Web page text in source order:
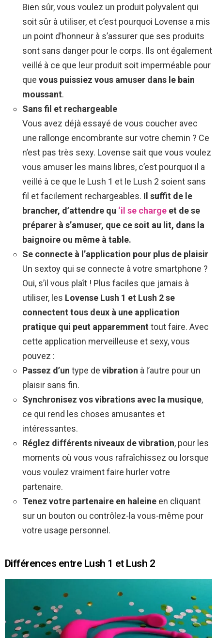
Bien sûr, vous voulez un produit polyvalent qui
soit sûr à utiliser, et c’est pourquoi Lovense a mis
un point d’honneur à s’assurer que ses produits
sont sans danger pour le corps. Ils ont également
veillé à ce que leur produit soit imperméable pour
que vous puissiez vous amuser dans le bain
moussant.
Sans fil et rechargeable
Vous avez déjà essayé de vous coucher avec
une rallonge encombrante sur votre chemin ? Ce
n’est pas très sexy. Lovense sait que vous voulez
vous amuser les mains libres, c’est pourquoi il a
veillé à ce que le Lush 1 et le Lush 2 soient sans
fil et facilement rechargeables. Il suffit de le
brancher, d’attendre qu ‘il se charge et de se
préparer à s’amuser, que ce soit au lit, dans la
baignoire ou même à table.
Se connecte à l’application pour plus de plaisir
Un sextoy qui se connecte à votre smartphone ?
Oui, s’il vous plaît ! Plus faciles que jamais à
utiliser, les Lovense Lush 1 et Lush 2 se
connectent tous deux à une application
pratique qui peut apparemment tout faire. Avec
cette application merveilleuse et sexy, vous
pouvez :
Passez d’un type de vibration à l’autre pour un
plaisir sans fin.
Synchronisez vos vibrations avec la musique,
ce qui rend les choses amusantes et
intéressantes.
Réglez différents niveaux de vibration, pour les
moments où vous vous rafraîchissez ou lorsque
vous voulez vraiment faire hurler votre
partenaire.
Tenez votre partenaire en haleine en cliquant
sur un bouton ou contrôlez-la vous-même pour
votre usage personnel.
Différences entre Lush 1 et Lush 2